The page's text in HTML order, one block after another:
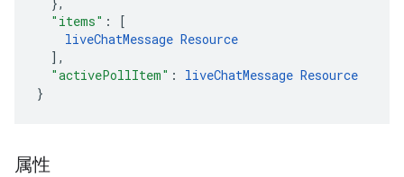
"items" :
[
liveChatMessage Resource
],
"activePollItem" : liveChatMessage Resource
}
属性